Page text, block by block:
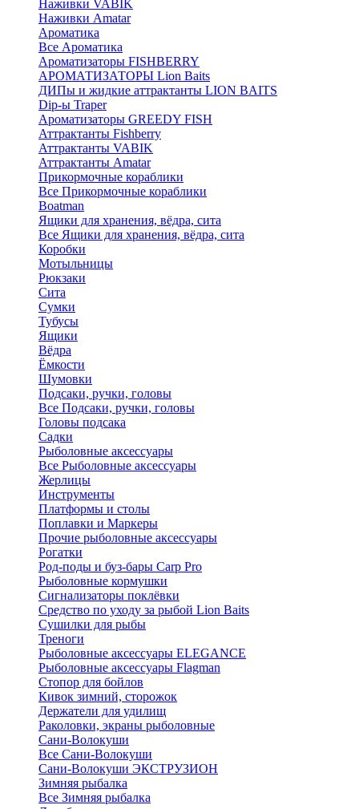
Наживки VABIK
Наживки Amatar
Ароматика
Все Ароматика
Ароматизаторы FISHBERRY
АРОМАТИЗАТОРЫ Lion Baits
ДИПы и жидкие аттрактанты LION BAITS
Dip-ы Traper
Ароматизаторы GREEDY FISH
Аттрактанты Fishberry
Аттрактанты VABIK
Аттрактанты Amatar
Прикормочные кораблики
Все Прикормочные кораблики
Boatman
Ящики для хранения, вёдра, сита
Все Ящики для хранения, вёдра, сита
Коробки
Мотыльницы
Рюкзаки
Сита
Сумки
Тубусы
Ящики
Вёдра
Ёмкости
Шумовки
Подсаки, ручки, головы
Все Подсаки, ручки, головы
Головы подсака
Садки
Рыболовные аксессуары
Все Рыболовные аксессуары
Жерлицы
Инструменты
Платформы и столы
Поплавки и Маркеры
Прочие рыболовные аксессуары
Рогатки
Род-поды и буз-бары Carp Pro
Рыболовные кормушки
Сигнализаторы поклёвки
Средство по уходу за рыбой Lion Baits
Сушилки для рыбы
Треноги
Рыболовные аксессуары ELEGANCE
Рыболовные аксессуары Flagman
Стопор для бойлов
Кивок зимний, сторожок
Держатели для удилищ
Раколовки, экраны рыболовные
Сани-Волокуши
Все Сани-Волокуши
Сани-Волокуши ЭКСТРУЗИОН
Зимняя рыбалка
Все Зимняя рыбалка